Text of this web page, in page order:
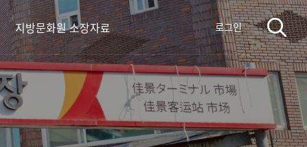
지방문화원 소장자료 로그인